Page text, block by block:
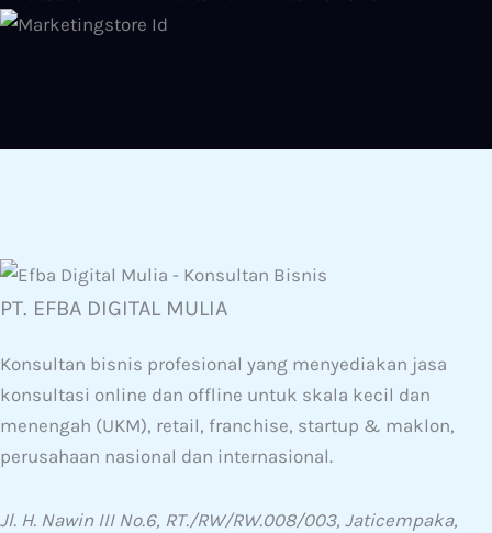
PT. EFBA DIGITAL MULIA
Konsultan bisnis profesional yang menyediakan jasa
konsultasi online dan offline untuk skala kecil dan
menengah (UKM), retail, franchise, startup & maklon,
perusahaan nasional dan internasional.
Jl. H. Nawin III No.6, RT./RW/RW.008/003, Jaticempaka,